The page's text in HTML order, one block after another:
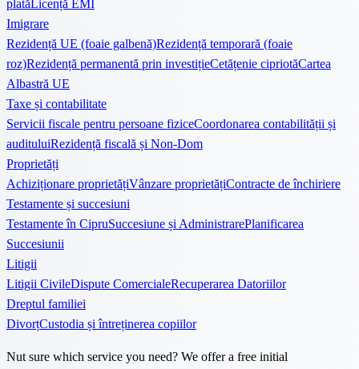
platăLicență EMI
Imigrare
Rezidență UE (foaie galbenă)Rezidență temporară (foaie
roz)Rezidență permanentă prin investițieCetățenie cipriotăCartea
Albastră UE
Taxe și contabilitate
Servicii fiscale pentru persoane fiziceCoordonarea contabilității și
audituluiRezidență fiscală și Non-Dom
Proprietăți
Achiziționare proprietățiVânzare proprietățiContracte de închiriere
Testamente și succesiuni
Testamente în CipruSuccesiune și AdministrarePlanificarea
Succesiunii
Litigii
Litigii CivileDispute ComercialeRecuperarea Datoriilor
Dreptul familiei
DivorțCustodia și întreținerea copiilor
Nut sure which service you need? We offer a free initial